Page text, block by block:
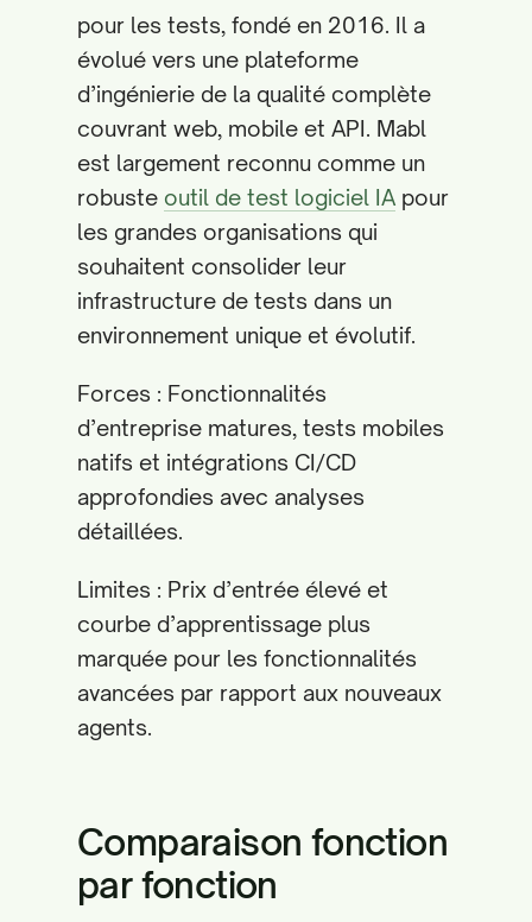
pour les tests, fondé en 2016. Il a
évolué vers une plateforme
d’ingénierie de la qualité complète
couvrant web, mobile et API. Mabl
est largement reconnu comme un
robuste outil de test logiciel IA pour
les grandes organisations qui
souhaitent consolider leur
infrastructure de tests dans un
environnement unique et évolutif.
Forces : Fonctionnalités
d’entreprise matures, tests mobiles
natifs et intégrations CI/CD
approfondies avec analyses
détaillées.
Limites : Prix d’entrée élevé et
courbe d’apprentissage plus
marquée pour les fonctionnalités
avancées par rapport aux nouveaux
agents.
Comparaison fonction
par fonction